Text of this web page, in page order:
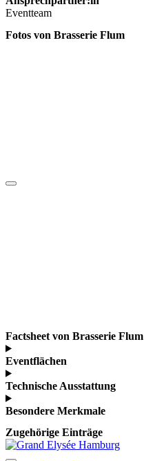
Eventteam
Fotos von Brasserie Flum
Factsheet von Brasserie Flum
Eventflächen
Technische Ausstattung
Besondere Merkmale
Zugehörige Einträge